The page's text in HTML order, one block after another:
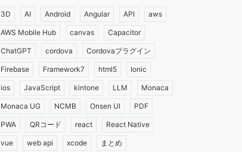
3D AI Android Angular API aws
AWS Mobile Hub canvas Capacitor
ChatGPT cordova Cordovaプラグイン
Firebase Framework7 html5 Ionic
ios JavaScript kintone LLM Monaca
Monaca UG NCMB Onsen UI PDF
PWA QRコード react React Native
vue web api xcode まとめ